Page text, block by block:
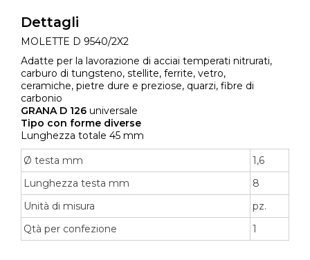
Dettagli
MOLETTE D 9540/2X2
Adatte per la lavorazione di acciai temperati nitrurati,
carburo di tungsteno, stellite, ferrite, vetro,
ceramiche, pietre dure e preziose, quarzi, fibre di
carbonio
GRANA D 126 universale
Tipo con forme diverse
Lunghezza totale 45 mm
Ø testa mm
1,6
Lunghezza testa mm
8
Unità di misura
pz.
Qtà per confezione
1